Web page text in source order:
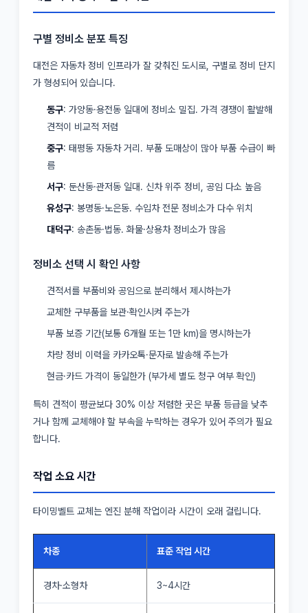
구별 정비소 분포 특징
대전은 자동차 정비 인프라가 잘 갖춰진 도시로, 구별로 정비 단지
가 형성되어 있습니다.
동구: 가양동·용전동 일대에 정비소 밀집. 가격 경쟁이 활발해
견적이 비교적 저렴
중구: 태평동 자동차 거리. 부품 도매상이 많아 부품 수급이 빠
름
서구: 둔산동·관저동 일대. 신차 위주 정비, 공임 다소 높음
유성구: 봉명동·노은동. 수입차 전문 정비소가 다수 위치
대덕구: 송촌동·법동. 화물·상용차 정비소가 많음
정비소 선택 시 확인 사항
견적서를 부품비와 공임으로 분리해서 제시하는가
교체한 구부품을 보관·확인시켜 주는가
부품 보증 기간(보통 6개월 또는 1만 km)을 명시하는가
차량 정비 이력을 카카오톡·문자로 발송해 주는가
현금·카드 가격이 동일한가 (부가세 별도 청구 여부 확인)
특히 견적이 평균보다 30% 이상 저렴한 곳은 부품 등급을 낮추
거나 함께 교체해야 할 부속을 누락하는 경우가 있어 주의가 필요
합니다.
작업 소요 시간
타이밍벨트 교체는 엔진 분해 작업이라 시간이 오래 걸립니다.
차종 표준 작업 시간
경차·소형차 3~4시간